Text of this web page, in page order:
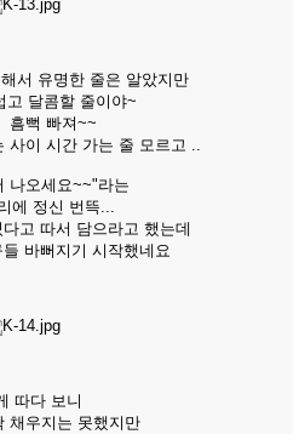
해서 유명한 줄은 알았지만
고 달콤할 줄이야~
흠뻑 빠져~~
사이 시간 가는 줄 모르고 ..
나오세요~~"라는
에 정신 번뜩...
고 따서 담으라고 했는데
바뻐지기 시작했네요
따다 보니
채우지는 못했지만